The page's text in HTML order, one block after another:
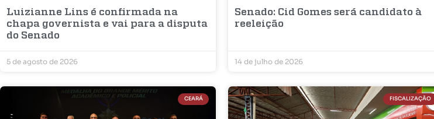
Luizianne Lins é confirmada na
chapa governista e vai para a disputa
do Senado
5 de agosto de 2026
Senado: Cid Gomes será candidato à
reeleição
14 de julho de 2026
CEARÁ FISCALIZAÇÃO